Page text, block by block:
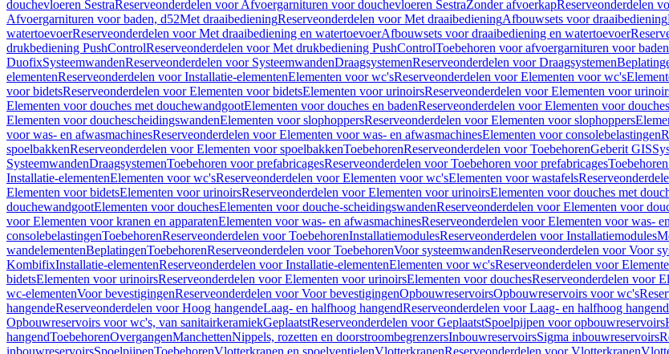
douchevloeren SestraReserveonderdelen voor Afvoergarnituren voor douchevloeren SestraZonder afvoerkapReserveonderdelen
Afvoergarnituren voor baden, d52Met draaibedieningReserveonderdelen voor Met draaibedieningAfbouwsets voor draaibediening
watertoevoerReserveonderdelen voor Met draaibediening en watertoevoerAfbouwsets voor draaibediening en watertoevoer
drukbediening PushControlReserveonderdelen voor Met drukbediening PushControlToebehoren voor afvoergarnituren voor baden
DuofixSysteemwandenReserveonderdelen voor SysteemwandenDraagsystemenReserveonderdelen voor Draagsystemen
elementenReserveonderdelen voor Installatie-elementenElementen voor wc'sReserveonderdelen voor Elementen voor wc's
voor bidetsReserveonderdelen voor Elementen voor bidetsElementen voor urinoirsReserveonderdelen voor Elementen voor
Elementen voor douches met douchewandgootElementen voor douches en badenReserveonderdelen voor Elementen voor
Elementen voor douchescheidingswandenElementen voor slophoppersReserveonderdelen voor Elementen voor slophoppers
voor was- en afwasmachinesReserveonderdelen voor Elementen voor was- en afwasmachinesElementen voor consolebelastingen
spoelbakkenReserveonderdelen voor Elementen voor spoelbakkenToebehorenReserveonderdelen voor ToebehorenGeberit GIS
SysteemwandenDraagsystemenToebehoren voor prefabricagesReserveonderdelen voor Toebehoren voor prefabricages
Installatie-elementenElementen voor wc'sReserveonderdelen voor Elementen voor wc'sElementen voor wastafels
Elementen voor bidetsElementen voor urinoirsReserveonderdelen voor Elementen voor urinoirsElementen voor douches met
douchewandgootElementen voor douchesElementen voor douche-scheidingswandenReserveonderdelen voor Elementen voor
voor Elementen voor kranen en apparatenElementen voor was- en afwasmachinesReserveonderdelen voor Elementen voor was-
consolebelastingenToebehorenReserveonderdelen voor ToebehorenInstallatiemodulesReserveonderdelen voor Installatiemodules
wandelementenBeplatingenToebehorenReserveonderdelen voor ToebehorenVoor systeemwandenReserveonderdelen voor Voor
KombifixInstallatie-elementenReserveonderdelen voor Installatie-elementenElementen voor wc'sReserveonderdelen voor
bidetsElementen voor urinoirsReserveonderdelen voor Elementen voor urinoirsElementen voor douchesReserveonderdelen voor
wc-elementenVoor bevestigingenReserveonderdelen voor Voor bevestigingenOpbouwreservoirsOpbouwreservoirs voor wc's
hangendeReserveonderdelen voor Hoog hangendeLaag- en halfhoog hangendReserveonderdelen voor Laag- en halfhoog hangend
Opbouwreservoirs voor wc's, van sanitairkeramiekGeplaatstReserveonderdelen voor GeplaatstSpoelpijpen voor opbouwreservoirs
hangendToebehorenOvergangenManchettenNippels, rozetten en doorstroombegrenzersInbouwreservoirsSigma inbouwreservoirs
inbouwreservoirsSpoelpijpenToebehorenVlotterkranen en spoelventielenVlotterkranenReserveonderdelen voor Vlotterkranen